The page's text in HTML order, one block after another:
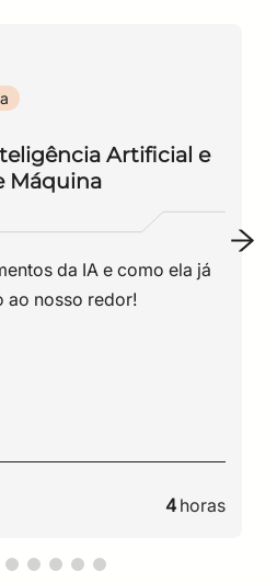
Artificial e
Máquina
da IA e como ela já
ao nosso redor!
4 horas